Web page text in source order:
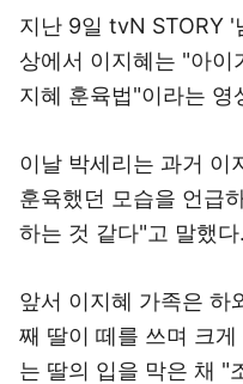
지난 9일 tvN STORY '
상에서 이지혜는 "아이
지혜 훈육법"이라는 영
이날 박세리는 과거 이
훈육했던 모습을 언급
하는 것 같다"고 말했다.
앞서 이지혜 가족은 하
째 딸이 떼를 쓰며 크
는 딸의 입을 막은 채 "